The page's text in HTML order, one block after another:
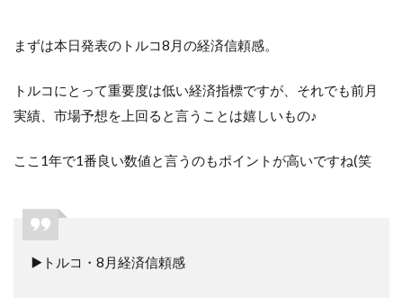
まずは本日発表のトルコ8月の経済信頼感。
トルコにとって重要度は低い経済指標ですが、それでも前月
実績、市場予想を上回ると言うことは嬉しいもの♪
ここ1年で1番良い数値と言うのもポイントが高いですね(笑
▶️トルコ・8月経済信頼感